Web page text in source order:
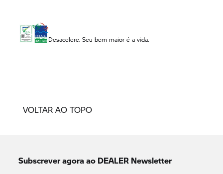
Desacelere. Seu bem maior é a vida.
VOLTAR AO TOPO
Subscrever agora ao DEALER Newsletter